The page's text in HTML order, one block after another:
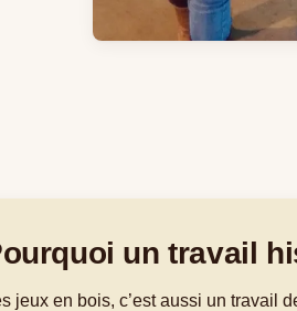
un travail
jeux en bois, c’est aussi un travail